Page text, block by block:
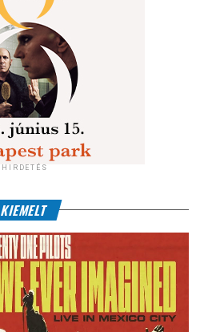
HIRDETÉS
KIEMELT